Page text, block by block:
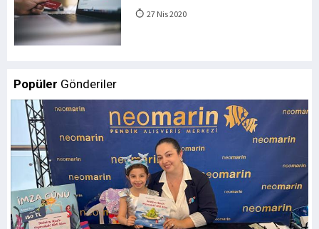
27 Nis 2020
Popüler Gönderiler